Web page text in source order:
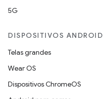
5G
DISPOSITIVOS ANDROID
Telas grandes
Wear OS
Dispositivos ChromeOS